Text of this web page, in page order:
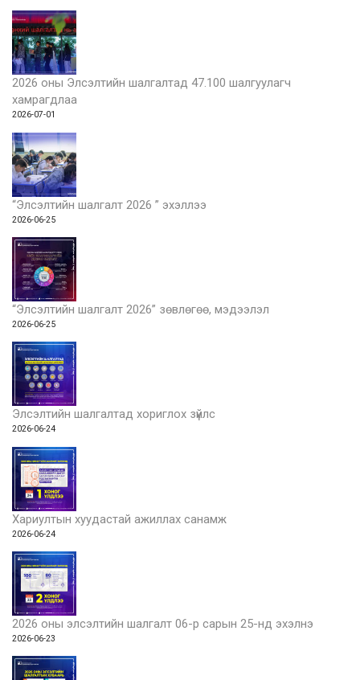
2026 оны Элсэлтийн шалгалтад 47.100 шалгуулагч
хамрагдлаа
2026-07-01
“Элсэлтийн шалгалт 2026 ” эхэллээ
2026-06-25
“Элсэлтийн шалгалт 2026” зөвлөгөө, мэдээлэл
2026-06-25
Элсэлтийн шалгалтад хориглох зүйлс
2026-06-24
Хариултын хуудастай ажиллах санамж
2026-06-24
2026 оны элсэлтийн шалгалт 06-р сарын 25-нд эхэлнэ
2026-06-23